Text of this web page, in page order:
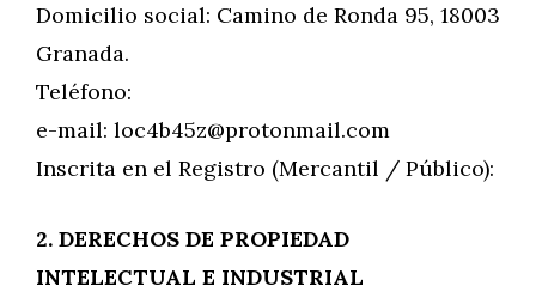
Domicilio social: Camino de Ronda 95, 18003
Granada.
Teléfono:
e-mail: loc4b45z@protonmail.com
Inscrita en el Registro (Mercantil / Público):
2. DERECHOS DE PROPIEDAD
INTELECTUAL E INDUSTRIAL